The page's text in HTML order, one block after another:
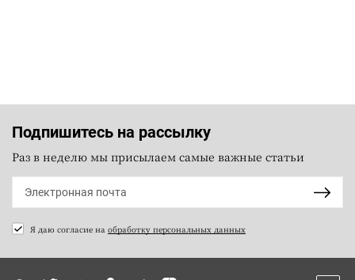
Подпишитесь на рассылку
Раз в неделю мы присылаем самые важные статьи
Я даю согласие на обработку персональных данных